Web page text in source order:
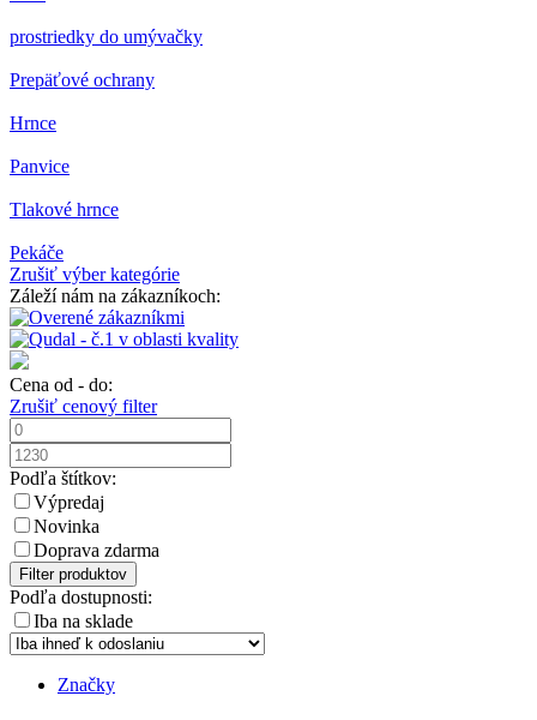
prostriedky do umývačky
Prepäťové ochrany
Hrnce
Panvice
Tlakové hrnce
Pekáče
Zrušiť výber kategórie
Záleží nám na zákazníkoch:
Cena od - do:
Zrušiť cenový filter
Podľa štítkov:
Výpredaj
Novinka
Doprava zdarma
Filter produktov
Podľa dostupnosti:
Iba na sklade
Značky